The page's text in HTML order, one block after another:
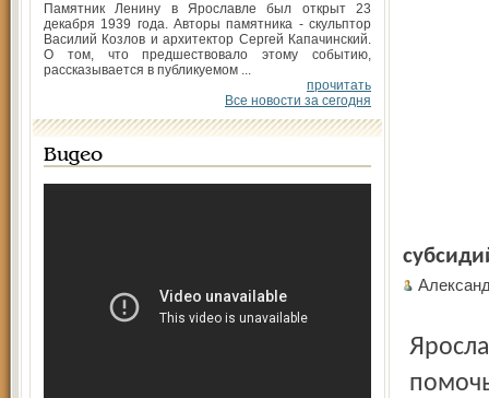
Памятник Ленину в Ярославле был открыт 23
декабря 1939 года. Авторы памятника - скульптор
Василий Козлов и архитектор Сергей Капачинский.
О том, что предшествовало этому событию,
рассказывается в публикуемом ...
прочитать
Все новости за сегодня
Видео
Ярославец Дмитрий Алексеевец пришёл с просьбой